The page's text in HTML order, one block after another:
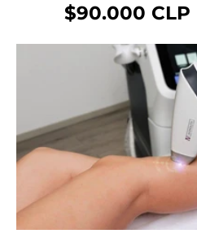
Precio
de
oferta
$90.000 CLP
Precio
habitual
OFERTA 26%